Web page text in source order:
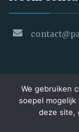
Copyright ©
We gebruiken
soepel
deze site,